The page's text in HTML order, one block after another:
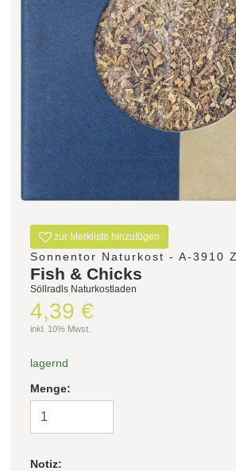
zur Merkliste hinzufügen
Sonnentor Naturkost - A-3910 Z
Fish & Chicks
Söllradls Naturkostladen
4,39 €
inkl. 10% Mwst.
lagernd
Menge:
Notiz: